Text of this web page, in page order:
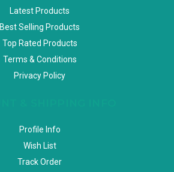
Latest Products
Best Selling Products
Top Rated Products
Terms & Conditions
Privacy Policy
Profile Info
Wish List
Track Order